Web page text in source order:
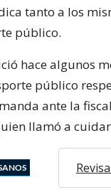
tanto a los
público.
hace algunos
público
ante la
llamó a